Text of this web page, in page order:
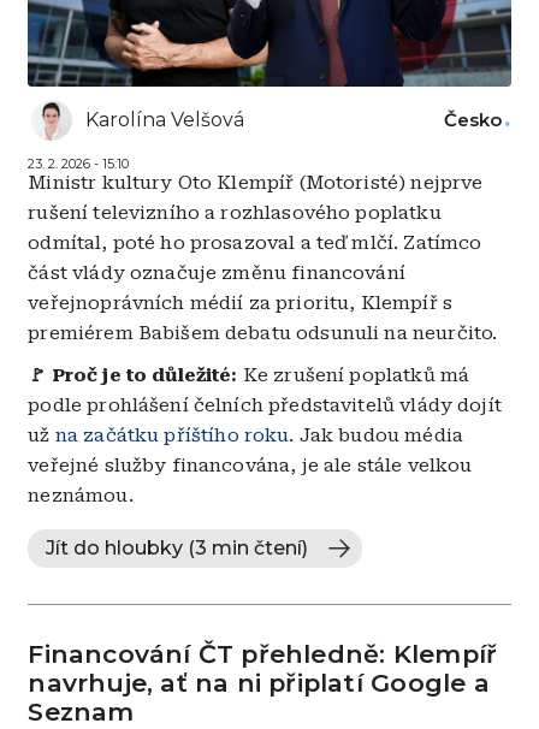
Karolína Velšová
23. 2. 2026 - 15:10
Česko
Ministr kultury Oto Klempíř (Motoristé) nejprve
rušení televizního a rozhlasového poplatku
odmítal, poté ho prosazoval a teď mlčí. Zatímco
část vlády označuje změnu financování
veřejnoprávních médií za prioritu, Klempíř s
premiérem Babišem debatu odsunuli na neurčito.
🚩 Proč je to důležité: Ke zrušení poplatků má
podle prohlášení čelních představitelů vlády dojít
už na začátku příštího roku. Jak budou média
veřejné služby financována, je ale stále velkou
neznámou.
Jít do hloubky (3 min čtení)
Financování ČT přehledně: Klempíř
navrhuje, ať na ni připlatí Google a
Seznam